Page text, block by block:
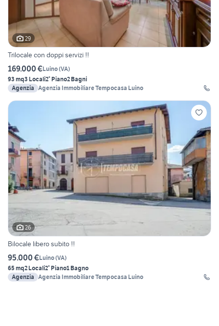
29
Trilocale con doppi servizi !!
169.000 €Luino(VA)
93 mq3 Locali2° Piano2 Bagni
Agenzia Agenzia Immobiliare Tempocasa Luino
26
Bilocale libero subito !!
95.000 €Luino(VA)
65 mq2 Locali2° Piano1 Bagno
Agenzia Agenzia Immobiliare Tempocasa Luino